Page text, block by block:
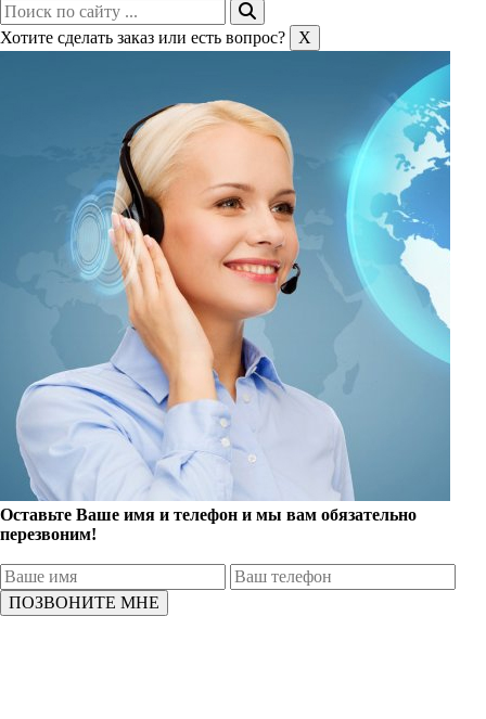
Хотите сделать заказ или есть вопрос? X
Оставьте Ваше имя и телефон и мы вам обязательно
перезвоним!